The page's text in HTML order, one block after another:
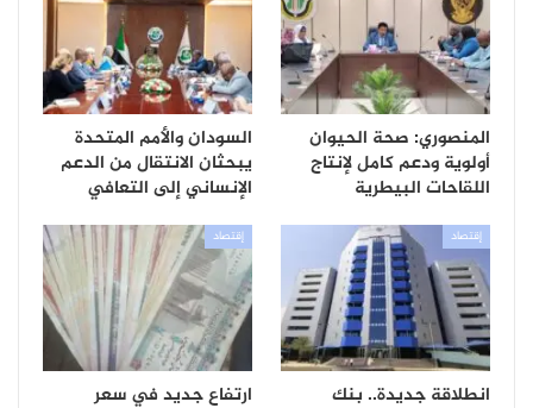
المنصوري: صحة الحيوان
أولوية ودعم كامل لإنتاج
اللقاحات البيطرية
السودان والأمم المتحدة
يبحثان الانتقال من الدعم
الإنساني إلى التعافي
إقتصاد
انطلاقة جديدة.. بنك
إقتصاد
ارتفاع جديد في سعر